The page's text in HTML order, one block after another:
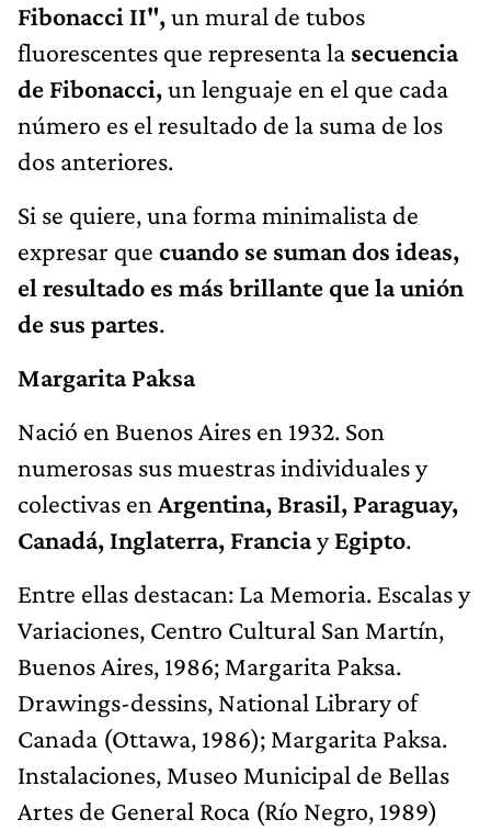
Fibonacci II",un mural de tubos
fluorescentes que representa la secuencia
de Fibonacci,un lenguaje en el que cada
número es el resultado de la suma de los
dos anteriores.
Si se quiere, una forma minimalista de
expresar que cuando se suman dos ideas,
el resultado es más brillante que la unión
de sus partes.
Margarita Paksa
Nació en Buenos Aires en 1932. Son
numerosas sus muestras individuales y
colectivas en Argentina, Brasil, Paraguay,
Canadá, Inglaterra, FranciayEgipto.
Entre ellas destacan: La Memoria. Escalas y
Variaciones, Centro Cultural San Martín,
Buenos Aires, 1986; Margarita Paksa.
Drawings-dessins, National Library of
Canada (Ottawa, 1986); Margarita Paksa.
Instalaciones, Museo Municipal de Bellas
Artes de General Roca (Río Negro, 1989)